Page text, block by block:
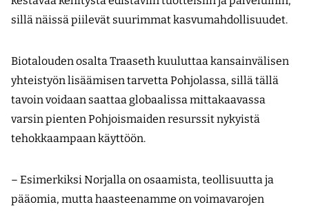
sillä näissä piilevät suurimmat kasvumahdollisuudet.
Biotalouden osalta Traaseth kuuluttaa kansainvälisen
yhteistyön lisäämisen tarvetta Pohjolassa, sillä tällä
tavoin voidaan saattaa globaalissa mittakaavassa
varsin pienten Pohjoismaiden resurssit nykyistä
tehokkaampaan käyttöön.
– Esimerkiksi Norjalla on osaamista, teollisuutta ja
pääomia, mutta haasteenamme on voimavarojen